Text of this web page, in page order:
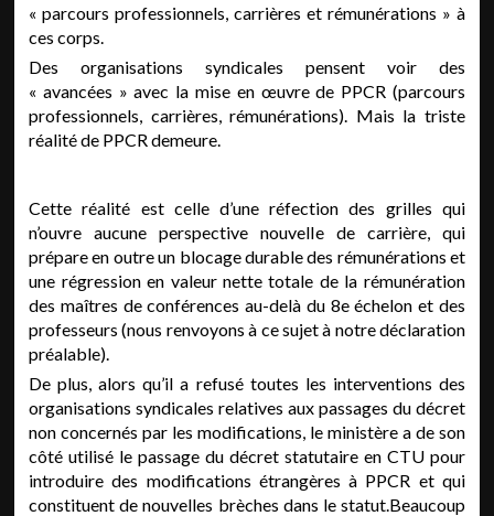
« parcours professionnels, carrières et rémunérations » à
ces corps.
Des organisations syndicales pensent voir des
« avancées » avec la mise en œuvre de PPCR (parcours
professionnels, carrières, rémunérations). Mais la triste
réalité de PPCR demeure.
Cette réalité est celle d’une réfection des grilles qui
n’ouvre aucune perspective nouvelle de carrière, qui
prépare en outre un blocage durable des rémunérations et
une régression en valeur nette totale de la rémunération
des maîtres de conférences au-delà du 8e échelon et des
professeurs (nous renvoyons à ce sujet à notre déclaration
préalable).
De plus, alors qu’il a refusé toutes les interventions des
organisations syndicales relatives aux passages du décret
non concernés par les modifications, le ministère a de son
côté utilisé le passage du décret statutaire en CTU pour
introduire des modifications étrangères à PPCR et qui
constituent de nouvelles brèches dans le statut.Beaucoup